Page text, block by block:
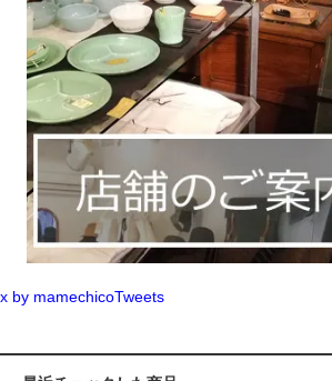
x by mamechicoTweets